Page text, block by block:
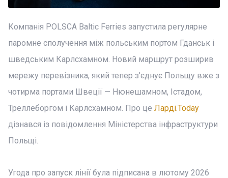
Компанія POLSCA Baltic Ferries запустила регулярне
паромне сполучення між польським портом Гданськ і
шведським Карлсхамном. Новий маршрут розширив
мережу перевізника, який тепер з'єднує Польщу вже з
чотирма портами Швеції — Нюнешамном, Істадом,
Треллеборгом і Карлсхамном. Про це Ларді.Today
дізнався із повідомлення Міністерства інфраструктури
Польщі.
Угода про запуск лінії була підписана в лютому 2026